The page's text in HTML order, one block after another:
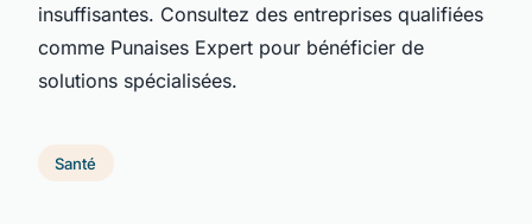
insuffisantes. Consultez des entreprises qualifiées
comme Punaises Expert pour bénéficier de
solutions spécialisées.
Santé